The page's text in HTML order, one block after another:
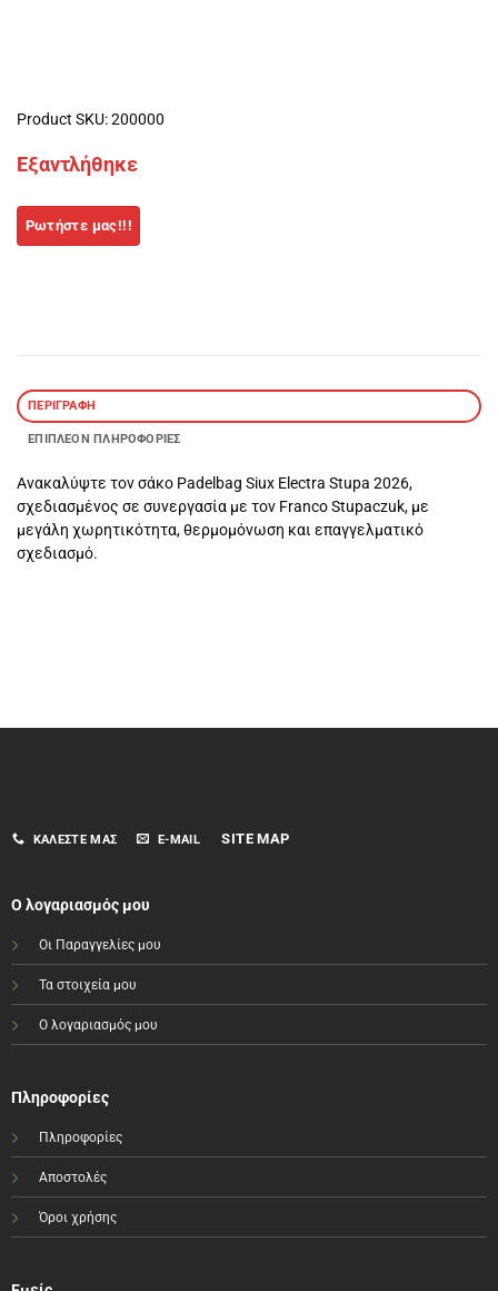
Product SKU: 200000
Εξαντλήθηκε
ΠΕΡΙΓΡΑΦΉ
ΕΠΙΠΛΈΟΝ ΠΛΗΡΟΦΟΡΊΕΣ
Ανακαλύψτε τον σάκο Padelbag Siux Electra Stupa 2026,
σχεδιασμένος σε συνεργασία με τον Franco Stupaczuk, με
μεγάλη χωρητικότητα, θερμομόνωση και επαγγελματικό
σχεδιασμό.
ΚΑΛΈΣΤΕ ΜΑΣ E-MAIL SITE MAP
Ο λογαριασμός μου
Οι Παραγγελίες μου
Τα στοιχεία μου
Ο λογαριασμός μου
Πληροφορίες
Πληροφορίες
Αποστολές
Όροι χρήσης